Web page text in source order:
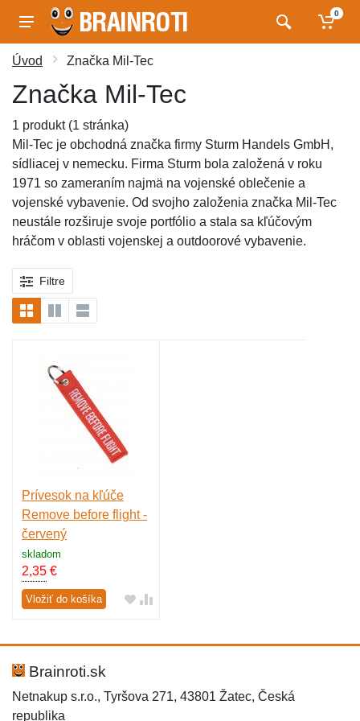
0
Úvod Značka Mil-Tec
Značka Mil-Tec
1 produkt (1 stránka)
Mil-Tec je obchodná značka firmy Sturm Handels GmbH,
sídliacej v nemecku. Firma Sturm bola založená v roku
1971 so zameraním najmä na vojenské oblečenie a
vojenské vybavenie. Od svojho založenia značka Mil-Tec
neustále rozširuje svoje portfólio a stala sa kľúčovým
hráčom v oblasti vojenskej a outdoorové vybavenie.
Filtre
Prívesok na kľúče
Remove before flight -
červený
skladom
2,35 €
Vložiť do košíka
Brainroti.sk
Netnakup s.r.o., Tyršova 271, 43801 Žatec, Česká
republika